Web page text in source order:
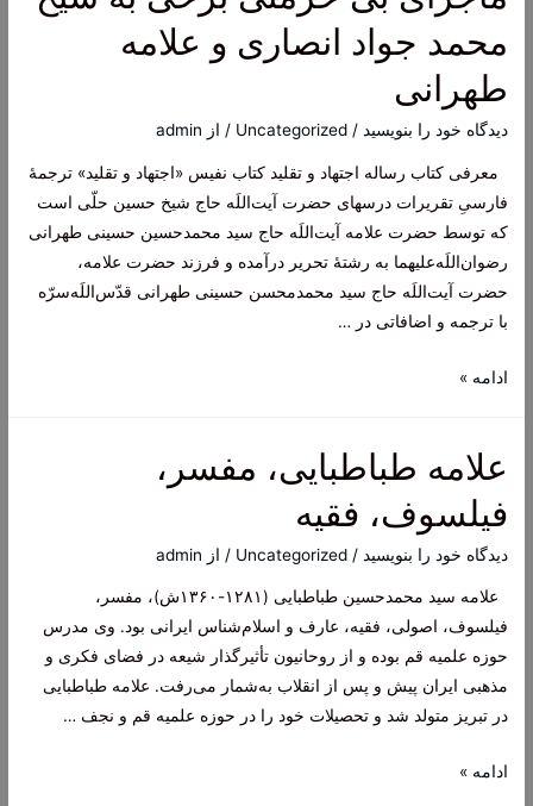
محسن
محمد جواد انصاری و علامه
طهرانی
دیدگاه‌ خود را بنویسید /
Uncategorized / از admin
معرفی کتاب رساله اجتهاد و تقلید کتاب نفیس «اجتهاد و تقلید» ترجمۀ
فارسیِ تقریرات درسهای حضرت آیت‌اللَه حاج شیخ حسین حلّی است
که توسط حضرت علامه آیت‌اللَه حاج سید محمدحسین حسینی طهرانی
رضوان‌اللَه‌علیهما به رشتۀ تحریر درآمده و فرزند حضرت علامه،
حضرت آیت‌اللَه حاج سید محمدمحسن حسینی طهرانی قدّس‌اللَه‌سرّه
با ترجمه و اضافاتی در …
ماجرای
برخی
شیخ
محمد
ادامه »
علامه طباطبایی، مفسر،
فیلسوف، فقیه
دیدگاه‌ خود را بنویسید /
Uncategorized / از admin
علامه سید محمدحسین طباطبایی (۱۲۸۱-۱۳۶۰ش)، مفسر،
فیلسوف، اصولی، فقیه، عارف و اسلام‌شناس ایرانی بود. وی مدرس
حوزه علمیه قم بوده و از روحانیون تأثیرگذار شیعه در فضای فکری و
مذهبی ایران پیش و پس از انقلاب به‌شمار می‌رفت. علامه طباطبایی
در تبریز متولد شد و تحصیلات خود را در حوزه علمیه قم و نجف …
علامه
ادامه »